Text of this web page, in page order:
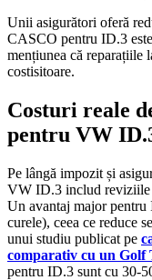
Unii asigurători oferă
CASCO pentru ID.3
mențiunea că reparațiile
costisitoare.
Costuri reale
pentru VW
Pe lângă impozit și
VW ID.3 includ reviziile
Un avantaj major
curele), ceea ce reduce
unui studiu publicat pe
comparativ cu un Golf
pentru ID.3 sunt cu 30-